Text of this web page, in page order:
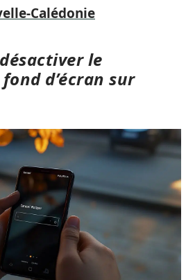
Calédonie
le
d’écran sur